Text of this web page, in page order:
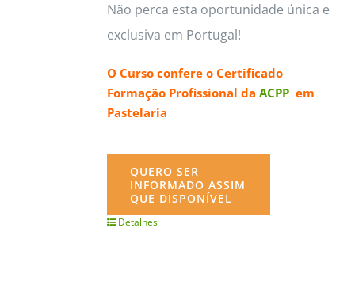
Não perca esta oportunidade única e
exclusiva em Portugal!
O Curso confere o Certificado
Formação Profissional da ACPPem
Pastelaria
QUERO SER
INFORMADO ASSIM
QUE DISPONÍVEL
Detalhes